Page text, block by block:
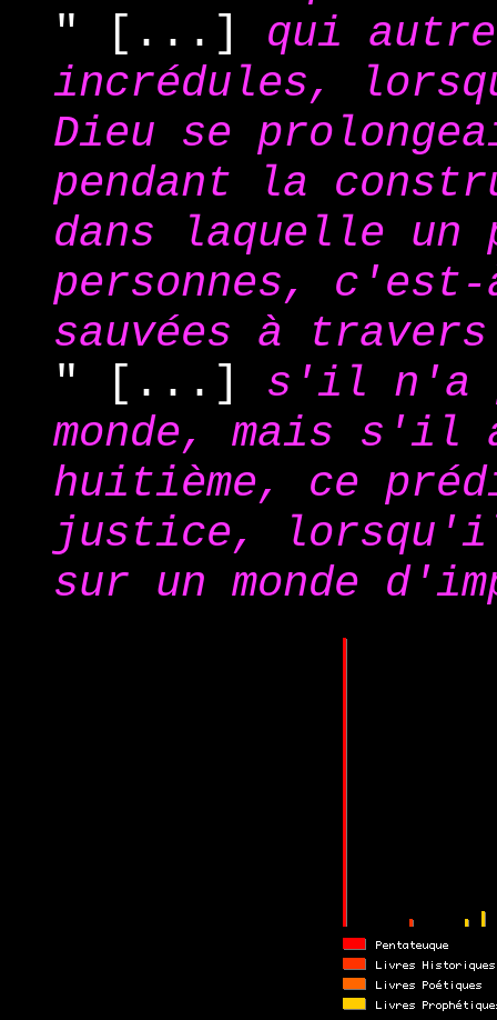
" [...] qui
incrédules,
Dieu se
pendant la
dans laquelle un
personnes,
sauvées à
" [...] s'il n'a
monde, mais s'il
huitième, ce
justice,
sur un monde